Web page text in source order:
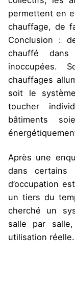
permettent en
chauffage, de
Conclusion :
chauffé
inoccupées.
chauffages
soit le
toucher
bâtiments
Après une
dans certains
d’occupation
un tiers du
cherché un
salle par
utilisation réelle.